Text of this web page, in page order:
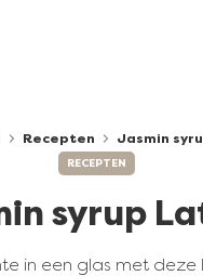
Recepten Jasmin
RECEPTEN
syrup
in een glas met